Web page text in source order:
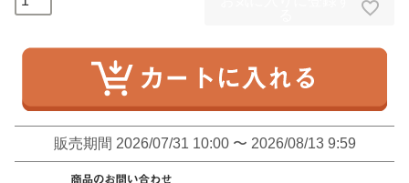
販売期間 2026/07/31 10:00 〜 2026/08/13 9:59